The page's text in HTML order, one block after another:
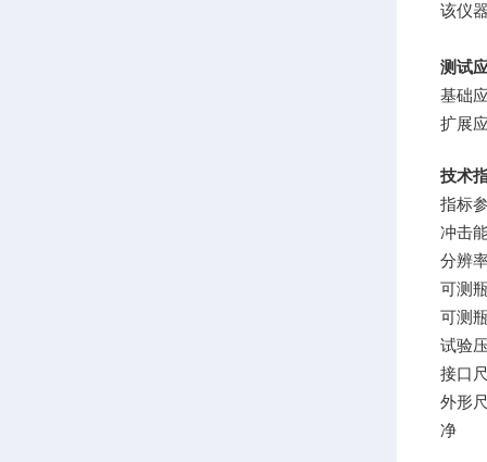
该仪
测试
基础
扩展
技术
指标
冲击
分辨
可测
可测
试验
接口
外形
净